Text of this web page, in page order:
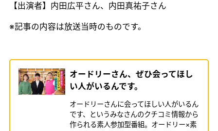
【出演者】内田広平さん、内田真祐子さん
※記事の内容は放送当時のものです。
オードリーさん、ぜひ会ってほし
い人がいるんです。
オードリーさんに会ってほしい人がいるん
です、というみなさんのクチコミ情報から
作られる素人参加型番組。オードリー×素